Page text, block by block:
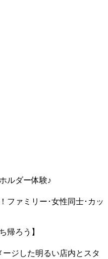
ルダー体験♪
ファミリー･女性同士･カッ
帰ろう】
ジした明るい店内とスタ